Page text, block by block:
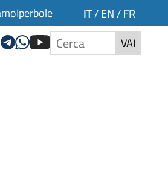
Iperbole IT/ EN / FR
VAI